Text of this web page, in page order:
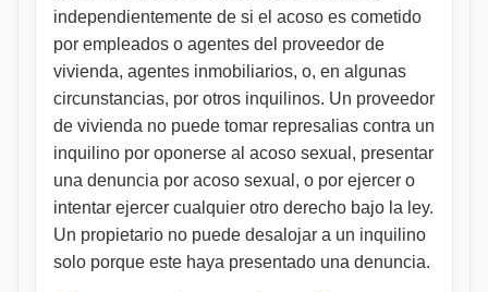
independientemente de si el acoso es cometido
por empleados o agentes del proveedor de
vivienda, agentes inmobiliarios, o, en algunas
circunstancias, por otros inquilinos. Un proveedor
de vivienda no puede tomar represalias contra un
inquilino por oponerse al acoso sexual, presentar
una denuncia por acoso sexual, o por ejercer o
intentar ejercer cualquier otro derecho bajo la ley.
Un propietario no puede desalojar a un inquilino
solo porque este haya presentado una denuncia.